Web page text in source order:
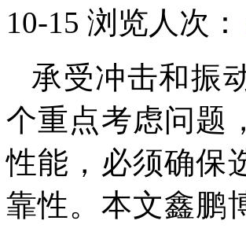
10-15 浏览人次：
承受冲击和振
个重点考虑问题
性能，必须确保
靠性。本文鑫鹏